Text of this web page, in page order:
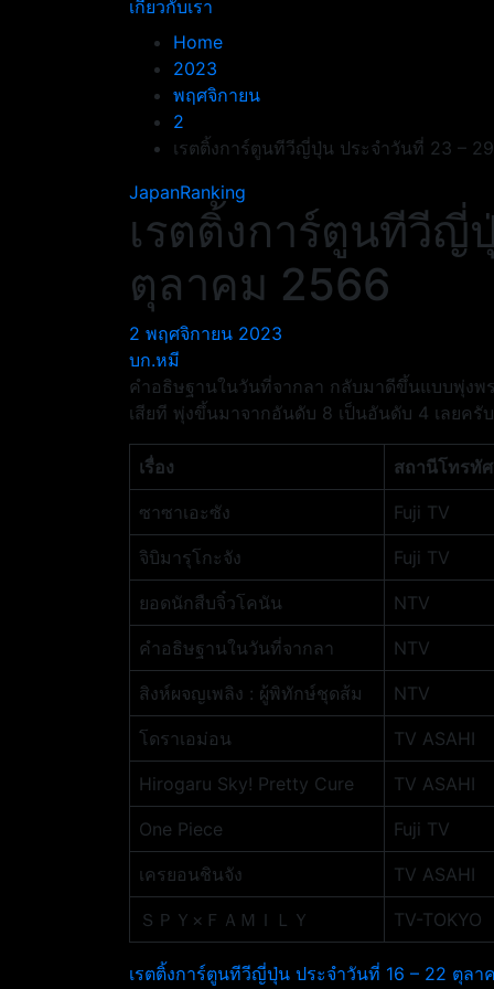
เกี่ยวกับเรา
Home
2023
พฤศจิกายน
2
เรตติ้งการ์ตูนทีวีญี่ปุ่น ประจำวันที่ 23 –
JapanRanking
เรตติ้งการ์ตูนทีวีญี่
ตุลาคม 2566
2 พฤศจิกายน 2023
บก.หมี
คำอธิษฐานในวันที่จากลา กลับมาดีขึ้นแบบพุ่งพ
เสียที พุ่งขึ้นมาจากอันดับ 8 เป็นอันดับ 4 เลยครับ
เรื่อง สถานีโทรทั
ซาซาเอะซัง Fuji TV
จิบิมารุโกะจัง Fuji TV
ยอดนักสืบจิ๋วโคนัน NTV
คำอธิษฐานในวันที่จากลา NTV
สิงห์ผจญเพลิง : ผู้พิทักษ์ชุดส้ม NTV
โดราเอม่อน TV ASAHI
Hirogaru Sky! Pretty Cure TV ASAHI
One Piece Fuji TV
เครยอนชินจัง TV ASAHI
ＳＰＹ×ＦＡＭＩＬＹ TV-TOKYO
เรตติ้งการ์ตูนทีวีญี่ปุ่น ประจำวันที่ 16 – 22 ตุลา